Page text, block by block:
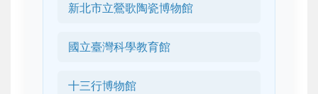
新北市立鶯歌陶瓷博物館
國立臺灣科學教育館
十三行博物館